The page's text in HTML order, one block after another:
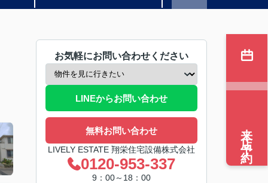
お気軽にお問い合わせください
LINEからお問い合わせ
無料お問い合わせ
LIVELY ESTATE 翔栄住宅設備株式会社
0120-953-337
9：00～18：00
来店予約